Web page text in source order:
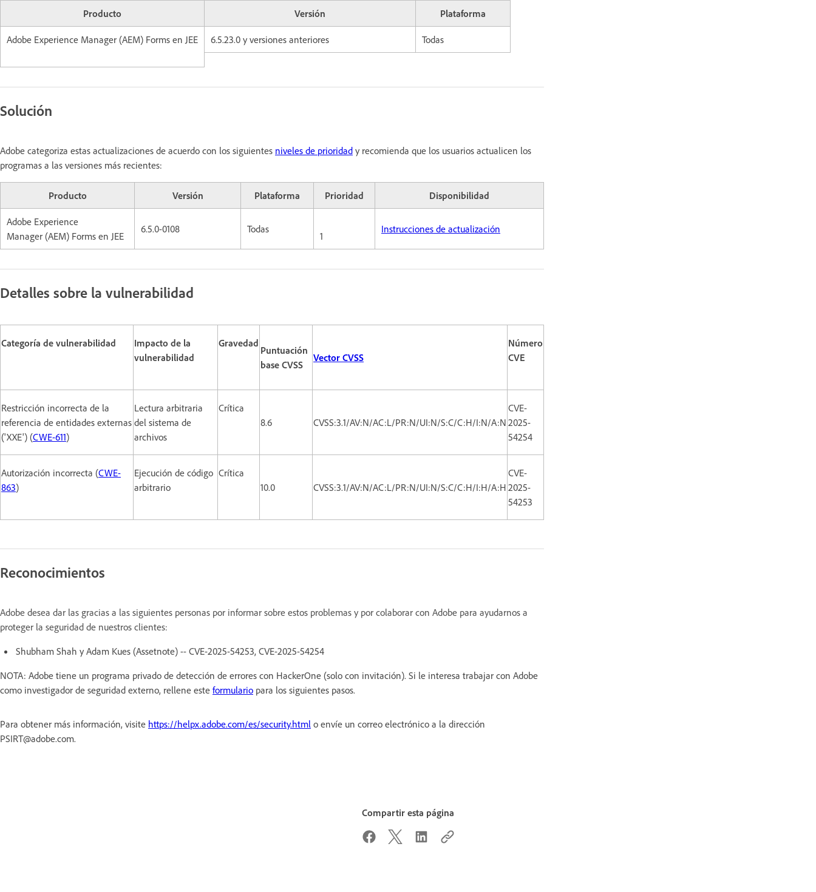
Producto Versión Plataforma
Adobe Experience Manager (AEM) Forms en JEE 6.5.23.0 y versiones anteriores Todas
Solución
Adobe categoriza estas actualizaciones de acuerdo con los siguientes niveles de prioridad y recomienda que los usuarios actualicen los
programas a las versiones más recientes:
Producto Versión Plataforma Prioridad Disponibilidad
Adobe Experience
Manager (AEM) Forms en JEE
6.5.0-0108 Todas
1
Instrucciones de actualización
Detalles sobre la vulnerabilidad
Categoría de vulnerabilidad
Impacto de la
vulnerabilidad
Gravedad
Puntuación
base CVSS
Vector CVSS
Número
CVE
Restricción incorrecta de la
referencia de entidades externas
('XXE') (CWE-611)
Lectura arbitraria
del sistema de
archivos
Crítica
8.6
CVSS:3.1/AV:N/AC:L/PR:N/UI:N/S:C/C:H/I:N/A:N
CVE-
2025-
54254
Autorización incorrecta (CWE-
863)
Ejecución de código
arbitrario
Crítica
10.0
CVSS:3.1/AV:N/AC:L/PR:N/UI:N/S:C/C:H/I:H/A:H
CVE-
2025-
54253
Reconocimientos
Adobe desea dar las gracias a las siguientes personas por informar sobre estos problemas y por colaborar con Adobe para ayudarnos a
proteger la seguridad de nuestros clientes:
Shubham Shah y Adam Kues (Assetnote) -- CVE-2025-54253, CVE-2025-54254
NOTA: Adobe tiene un programa privado de detección de errores con HackerOne (solo con invitación). Si le interesa trabajar con Adobe
como investigador de seguridad externo, rellene este formulario para los siguientes pasos.
Para obtener más información, visite https://helpx.adobe.com/es/security.html o envíe un correo electrónico a la dirección
PSIRT@adobe.com.
Compartir esta página